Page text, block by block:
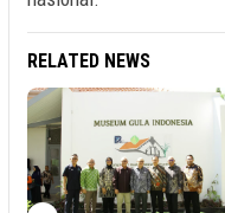
RELATED NEWS